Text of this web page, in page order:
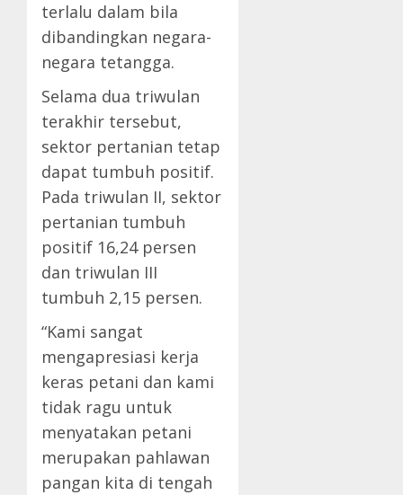
terlalu dalam bila
dibandingkan negara-
negara tetangga.
Selama dua triwulan
terakhir tersebut,
sektor pertanian tetap
dapat tumbuh positif.
Pada triwulan II, sektor
pertanian tumbuh
positif 16,24 persen
dan triwulan III
tumbuh 2,15 persen.
“Kami sangat
mengapresiasi kerja
keras petani dan kami
tidak ragu untuk
menyatakan petani
merupakan pahlawan
pangan kita di tengah